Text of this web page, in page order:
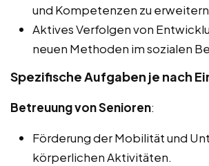
und Kompetenzen zu
Aktives Verfolgen von
neuen Methoden im sozialen
Spezifische Aufgaben je nach
Betreuung von Senioren:
Förderung der Mobilität und
körperlichen Aktivitäten.